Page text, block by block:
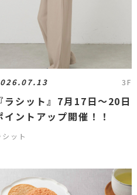
3F
『ラシット』7月17日～20日
イントアップ開催！！
シット